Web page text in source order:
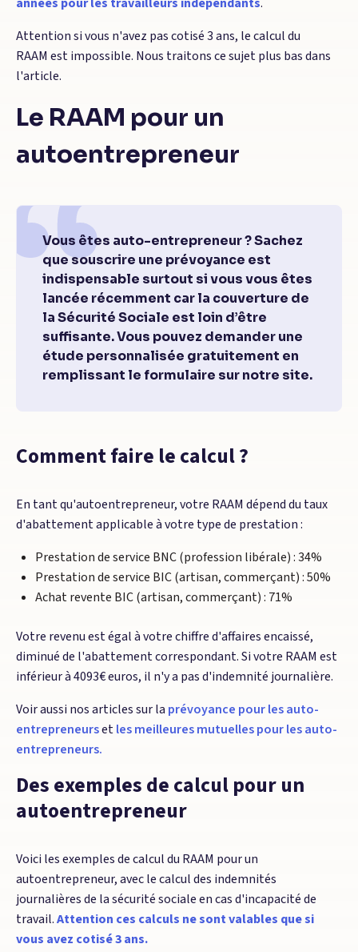
Attention si vous n'avez pas cotisé 3 ans, le calcul du
RAAM est impossible. Nous traitons ce sujet plus bas dans
l'article.
Le RAAM pour un
autoentrepreneur
Vous êtes auto-entrepreneur ? Sachez
que souscrire une prévoyance est
indispensable surtout si vous vous êtes
lancée récemment car la couverture de
la Sécurité Sociale est loin d’être
suffisante. Vous pouvez demander une
étude personnalisée gratuitement en
remplissant le formulaire sur notre site.
Comment faire le calcul ?
En tant qu'autoentrepreneur, votre RAAM dépend du taux
d'abattement applicable à votre type de prestation :
Prestation de service BNC (profession libérale) : 34%
Prestation de service BIC (artisan, commerçant) : 50%
Achat revente BIC (artisan, commerçant) : 71%
Votre revenu est égal à votre chiffre d'affaires encaissé,
diminué de l'abattement correspondant. Si votre RAAM est
inférieur à 4093€ euros, il n'y a pas d'indemnité journalière.
Voir aussi nos articles sur la prévoyance pour les auto-
entrepreneursetles meilleures mutuelles pour les auto-
entrepreneurs.
Des exemples de calcul pour un
autoentrepreneur
Voici les exemples de calcul du RAAM pour un
autoentrepreneur, avec le calcul des indemnités
journalières de la sécurité sociale en cas d'incapacité de
travail.Attention ces calculs ne sont valables que si
vous avez cotisé 3 ans.